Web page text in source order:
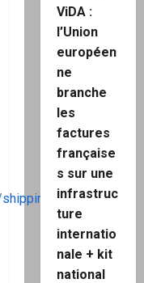
ViDA :
l’Union
européen
ne
branche
les
factures
française
s sur une
infrastruc
ture
internatio
nale + kit
national